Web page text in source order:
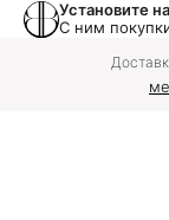
Установите
С ним